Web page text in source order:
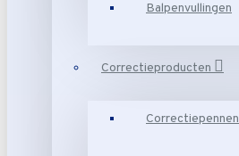
Balpenvullingen
Correctieproducten
Correctiepennen